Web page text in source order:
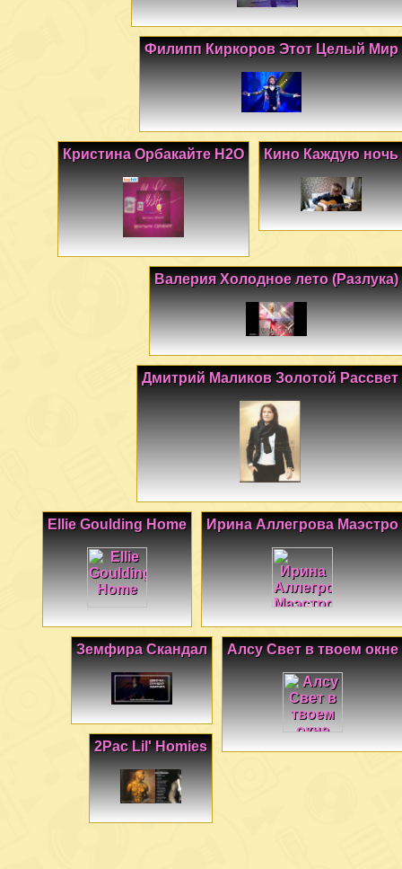
Филипп Киркоров Этот Целый Мир
Кино Каждую ночь
Кристина Орбакайте H2O
Валерия Холодное лето (Разлука)
Дмитрий Маликов Золотой Рассвет
Ирина Аллегрова Маэстро
Ellie Goulding Home
Алсу Свет в твоем окне
Земфира Скандал
2Pac Lil' Homies